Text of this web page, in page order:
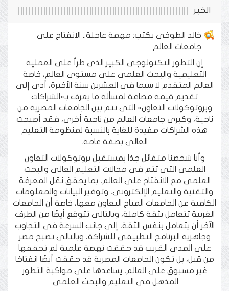
الخبر
خالد الطوخى يكتب: مهمة عاجلة.. الانفتاح على
جامعات العالم
إن التطور التكنولوجى الكبير الذى طرأ على العملية
التعليمية والبحث العلمى على مستوى العالم، خاصة
العالم المتقدم لا سيما فى العشرين سنة الأخيرة، أدى إلى
تقديم قيمة مضافة لمسألة ما يعرف بـ«الشراكات
وبروتوكولات التعاون» التى تتم بين الجامعات المصرية من
ناحية، وكبرى جامعات العالم من ناحية أخرى، فقد أصبحت
هذه الشراكات مفيدة للغاية بالنسبة لمنظومة التعليم
العالى بصفة عامة.
وأنا شخصيًا متفائل جدًا بمستقبل بروتوكولات التعاون
العلمى التى تتم فى مجالات التعليم العالى والبحث
العلمى مع الانفتاح على العالم، بما يحقق نقل المعرفة
والتقنية والتعليم الإلكترونى، وتوفير البيانات والمعلومات
الكافية عن الجامعات المتاح التعاون معها، خاصة أن الجامعات
الغربية تتعامل بثقة كاملة، وبالتالى تتوقع أيضًا من الطرف
الآخر أن يتعامل بنفس الثقة، إلى جانب السرعة فى التجاوب
وجاهزية البرنامج التطبيقى للشراكة، وبالتالى تصبح مصر
على المدى القريب قد حققت نهضة علمية لم تحققها
من قبل، بل تكون الجامعات المصرية قد حققت أيضًا انفتاحًا
غير مسبوق على العالم، يساعدها على مواكبة التطور
المذهل فى التعليم والبحث العلمى.